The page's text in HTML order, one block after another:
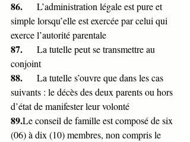
86. L’administration légale est pure et
simple lorsqu’elle est exercée par celui qui
exerce l’autorité parentale
87. La tutelle peut se transmettre au
conjoint
88. La tutelle s’ouvre que dans les cas
suivants : le décès des deux parents ou hors
d’état de manifester leur volonté
89.Le conseil de famille est composé de six
(06) à dix (10) membres, non compris le